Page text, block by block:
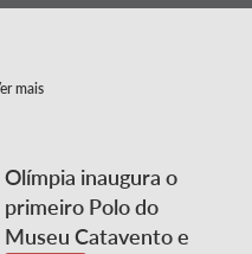
mais
Olímpia inaugura o
primeiro Polo do
Museu Catavento e